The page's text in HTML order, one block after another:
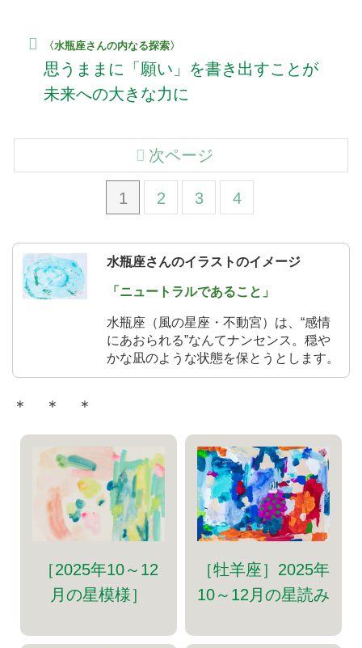
〈水瓶座さんの内なる探索〉
思うままに「願い」を書き出すことが
未来への大きな力に
1 2 3 4
次ページ
水瓶座さんのイラストのイメージ
「ニュートラルであること」
水瓶座（風の星座・不動宮）は、“感情
にあおられる”なんてナンセンス。穏や
かな凪のような状態を保とうとします。
＊ ＊ ＊
［2025年10～12
月の星模様］
［牡羊座］2025年
10～12月の星読み